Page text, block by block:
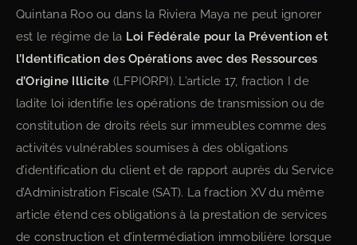
Quintana Roo ou dans la Riviera Maya ne peut ignorer
est le régime de la Loi Fédérale pour la Prévention et
l’Identification des Opérations avec des Ressources
d’Origine Illicite (LFPIORPI). L’article 17, fraction I de
ladite loi identifie les opérations de transmission ou de
constitution de droits réels sur immeubles comme des
activités vulnérables soumises à des obligations
d’identification du client et de rapport auprès du Service
d’Administration Fiscale (SAT). La fraction XV du même
article étend ces obligations à la prestation de services
de construction et d’intermédiation immobilière lorsque